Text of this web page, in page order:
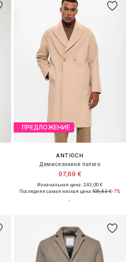
ПРЕДЛОЖЕНИЕ
ANTIOCH
Демисезонное пальто
97,69 €
Изначальная цена: 243,00 €
Последняя самая низкая цена:105,83 €-7%